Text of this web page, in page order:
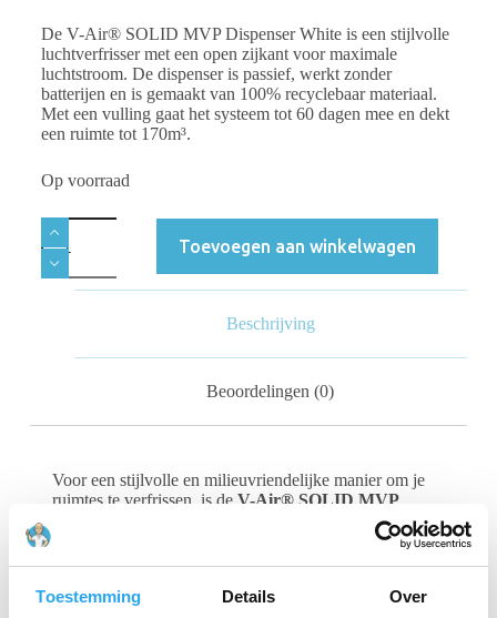
Toestemming Details Over
De V-Air® SOLID MVP Dispenser White is een stijlvolle
luchtverfrisser met een open zijkant voor maximale
luchtstroom. De dispenser is passief, werkt zonder
batterijen en is gemaakt van 100% recyclebaar materiaal.
Met een vulling gaat het systeem tot 60 dagen mee en dekt
een ruimte tot 170m³.
Op voorraad
Toevoegen aan winkelwagen
Beschrijving
Beoordelingen (0)
Voor een stijlvolle en milieuvriendelijke manier om je
ruimtes te verfrissen, is de V-Air® SOLID MVP
de perfecte oplossing. Deze passieve
luchtverfrisser combineert een strak en eenvoudig
die op zoek is naar een milieuvriendelijk alternatief voor